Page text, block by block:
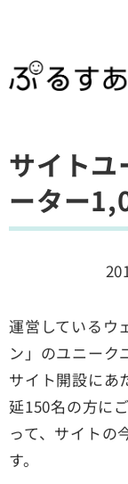
サイト
ーター
運営しているウ
ン」のユニーク
サイト開設にあ
延150名の方に
って、サイトの
す。